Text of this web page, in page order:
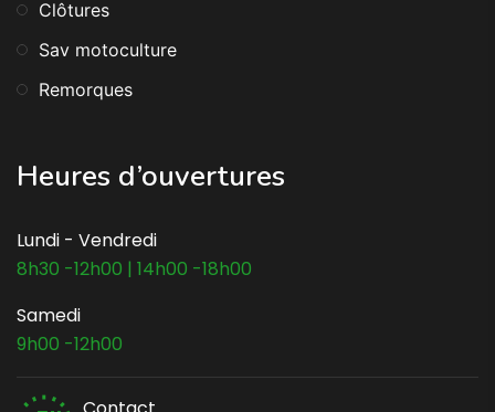
Clôtures
Sav motoculture
Remorques
Heures d’ouvertures
Lundi - Vendredi
8h30 -12h00 | 14h00 -18h00
Samedi
9h00 -12h00